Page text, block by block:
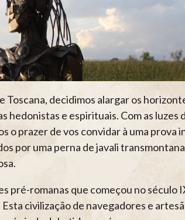
decidimos alargar os
e espirituais. Com as luzes
o prazer de vos convidar à uma prova
por uma perna de javali transmontana
pré-romanas que começou no século
civilização de navegadores e